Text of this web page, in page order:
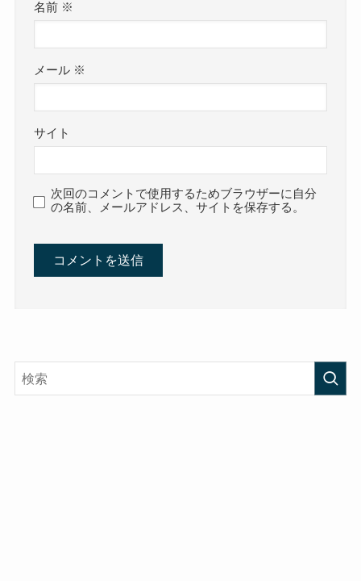
名前 ※
メール ※
サイト
次回のコメントで使用するためブラウザーに自分
の名前、メールアドレス、サイトを保存する。